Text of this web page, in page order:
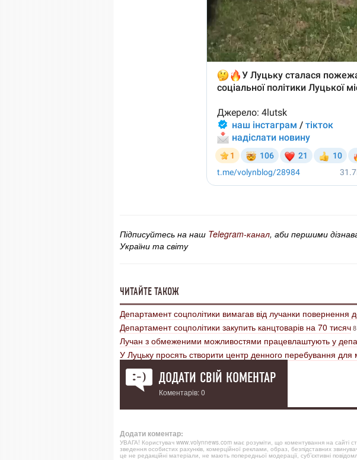
Підписуйтесь на наш Telegram-канал, аби першими
України та світу
ЧИТАЙТЕ ТАКОЖ
Департамент соцполітики вимагав від лучанки повернення
Департамент соцполітики закупить канцтоварів на 70 тисяч
Лучан з обмеженими можливостями працевлаштують у
У Луцьку просять створити центр денного перебування для
ДОДАТИ СВІЙ КОМЕНТАР
Коментарів: 0
Додати коментар:
УВАГА! Користувач www.volynnews.com має розуміти, що коментування на сайті
зведення особистих рахунків, комерційної реклами, образ, безпідставних
це не редакційні матеріали, не мають попередньої модерації, суб’єктивні